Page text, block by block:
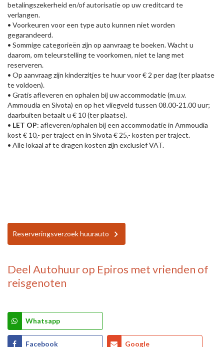
betalingszekerheid en/of autorisatie op uw creditcard te
verlangen.
• Voorkeuren voor een type auto kunnen niet worden
gegarandeerd.
• Sommige categorieën zijn op aanvraag te boeken. Wacht u
daarom, om teleurstelling te voorkomen, niet te lang met
reserveren.
• Op aanvraag zijn kinderzitjes te huur voor € 2 per dag (ter plaatse
te voldoen).
• Gratis afleveren en ophalen bij uw accommodatie (m.u.v.
Ammoudia en Sivota) en op het vliegveld tussen 08.00-21.00 uur;
daarbuiten betaalt u € 10 (ter plaatse).
• LET OP: afleveren/ophalen bij een accommodatie in Ammoudia
kost € 10,- per traject en in Sivota € 25,- kosten per traject.
• Alle lokaal af te dragen kosten zijn exclusief VAT.
Reserveringsverzoek huurauto
Deel Autohuur op Epiros met vrienden of
reisgenoten
Whatsapp
Facebook Google